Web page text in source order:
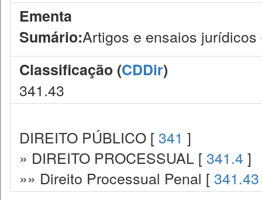
Ementa
Sumário:Artigos e ensaios
Classificação (CDDir)
341.43
DIREITO PÚBLICO [ 341 ]
» DIREITO PROCESSUAL [ 341.4 ]
»» Direito Processual Penal [ 341.43